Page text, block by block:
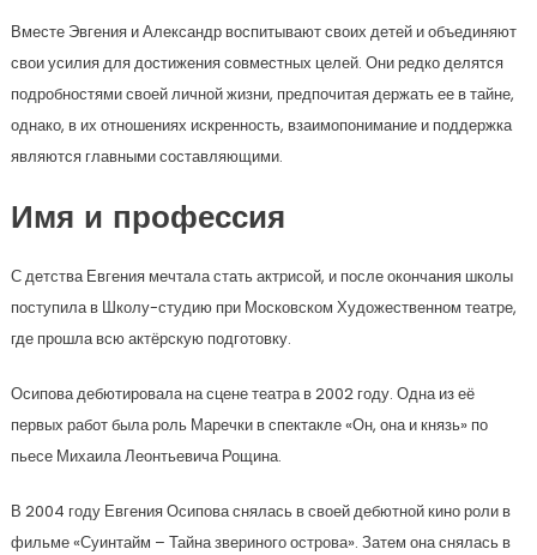
Вместе Эвгения и Александр воспитывают своих детей и объединяют
свои усилия для достижения совместных целей. Они редко делятся
подробностями своей личной жизни, предпочитая держать ее в тайне,
однако, в их отношениях искренность, взаимопонимание и поддержка
являются главными составляющими.
Имя и профессия
С детства Евгения мечтала стать актрисой, и после окончания школы
поступила в Школу-студию при Московском Художественном театре,
где прошла всю актёрскую подготовку.
Осипова дебютировала на сцене театра в 2002 году. Одна из её
первых работ была роль Маречки в спектакле «Он, она и князь» по
пьесе Михаила Леонтьевича Рощина.
В 2004 году Евгения Осипова снялась в своей дебютной кино роли в
фильме «Суинтайм – Тайна звериного острова». Затем она снялась в